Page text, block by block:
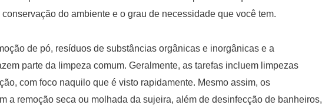
do ambiente e o grau de necessidade que você tem.
de pó, resíduos de substâncias orgânicas e inorgânicas e a
parte da limpeza comum. Geralmente, as tarefas incluem limpezas
com foco naquilo que é visto rapidamente. Mesmo assim, os
a remoção seca ou molhada da sujeira, além de desinfecção de banheiros,